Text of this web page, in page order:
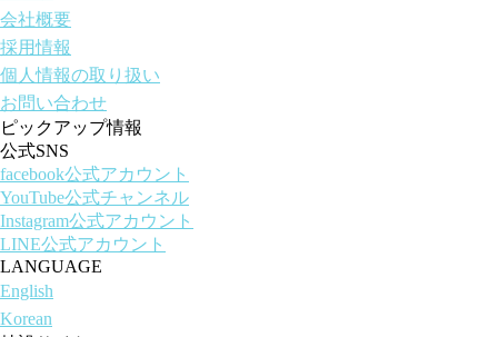
会社概要
採用情報
個人情報の取り扱い
お問い合わせ
ピックアップ情報
公式SNS
facebook公式アカウント
YouTube公式チャンネル
Instagram公式アカウント
LINE公式アカウント
LANGUAGE
English
Korean